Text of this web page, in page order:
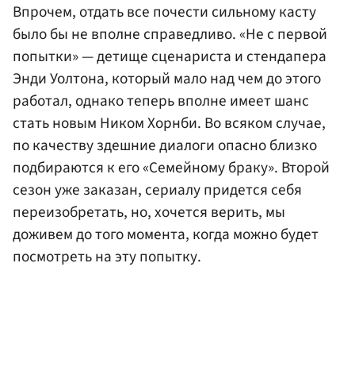
Впрочем, отдать все почести сильному касту
было бы не вполне справедливо. «Не с первой
попытки» — детище сценариста и стендапера
Энди Уолтона, который мало над чем до этого
работал, однако теперь вполне имеет шанс
стать новым Ником Хорнби. Во всяком случае,
по качеству здешние диалоги опасно близко
подбираются к его «Семейному браку». Второй
сезон уже заказан, сериалу придется себя
переизобретать, но, хочется верить, мы
доживем до того момента, когда можно будет
посмотреть на эту попытку.